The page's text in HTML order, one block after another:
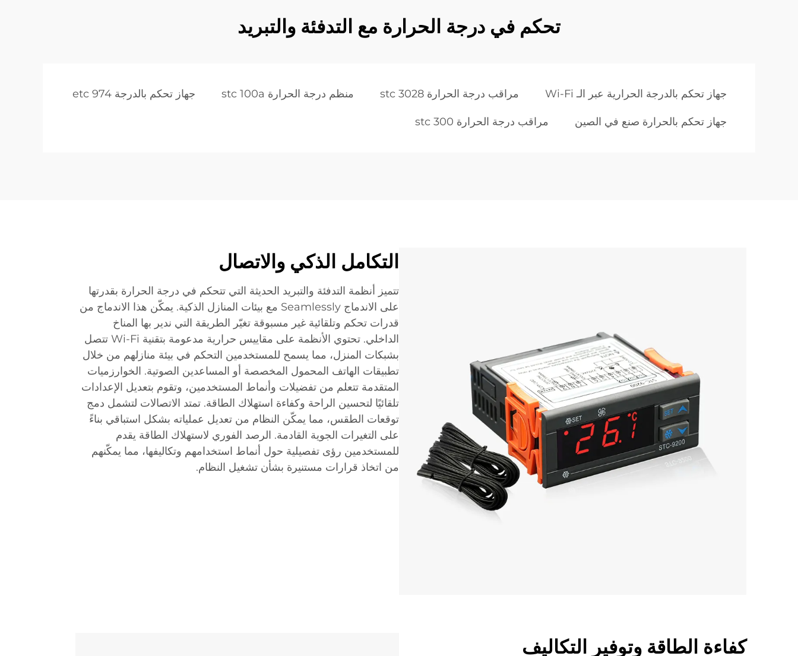
تحكم في درجة الحرارة مع التدفئة والتبريد
جهاز تحكم بالدرجة الحرارية عبر الـ Wi-Fi مراقب درجة الحرارة stc 3028 منظم درجة الحرارة stc 100a جهاز تحكم بالدرجة etc 974
جهاز تحكم بالحرارة صنع في الصين مراقب درجة الحرارة stc 300
التكامل الذكي والاتصال
تتميز أنظمة التدفئة والتبريد الحديثة التي تتحكم في درجة الحرارة بقدرتها
على الاندماج Seamlessly مع بيئات المنازل الذكية. يمكّن هذا الاندماج من
قدرات تحكم وتلقائية غير مسبوقة تغيّر الطريقة التي ندير بها المناخ
الداخلي. تحتوي الأنظمة على مقاييس حرارية مدعومة بتقنية Wi-Fi تتصل
بشبكات المنزل، مما يسمح للمستخدمين التحكم في بيئة منازلهم من خلال
تطبيقات الهاتف المحمول المخصصة أو المساعدين الصوتية. الخوارزميات
المتقدمة تتعلم من تفضيلات وأنماط المستخدمين، وتقوم بتعديل الإعدادات
تلقائيًا لتحسين الراحة وكفاءة استهلاك الطاقة. تمتد الاتصالات لتشمل دمج
توقعات الطقس، مما يمكّن النظام من تعديل عملياته بشكل استباقي بناءً
على التغيرات الجوية القادمة. الرصد الفوري لاستهلاك الطاقة يقدم
للمستخدمين رؤى تفصيلية حول أنماط استخدامهم وتكاليفها، مما يمكّنهم
من اتخاذ قرارات مستنيرة بشأن تشغيل النظام.
كفاءة الطاقة وتوفير التكاليف